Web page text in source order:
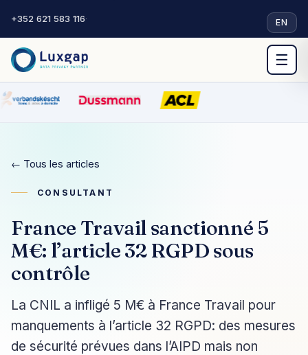
+352 621 583 116· EN
☰
← Tous les articles
CONSULTANT
France Travail sanctionné 5
M€: l’article 32 RGPD sous
contrôle
La CNIL a infligé 5 M€ à France Travail pour
manquements à l’article 32 RGPD: des mesures
de sécurité prévues dans l’AIPD mais non